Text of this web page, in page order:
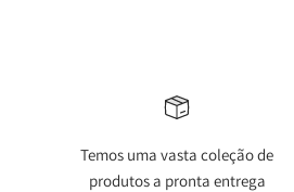
Temos uma vasta coleção de
produtos a pronta entrega